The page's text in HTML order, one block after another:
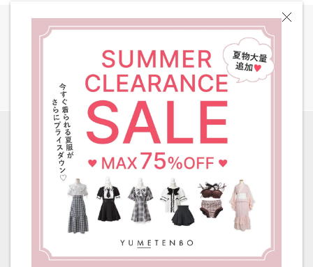
全国一律 送料580円
［ 8,000円以上ご購入で送料無料 ］
ご利用ガイド 返品・交換について お問い合わせ